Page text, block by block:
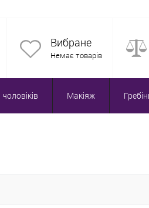
Вибране
Немає товарів
Макіяж